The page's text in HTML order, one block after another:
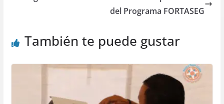
del Programa FORTASEG
También te puede gustar